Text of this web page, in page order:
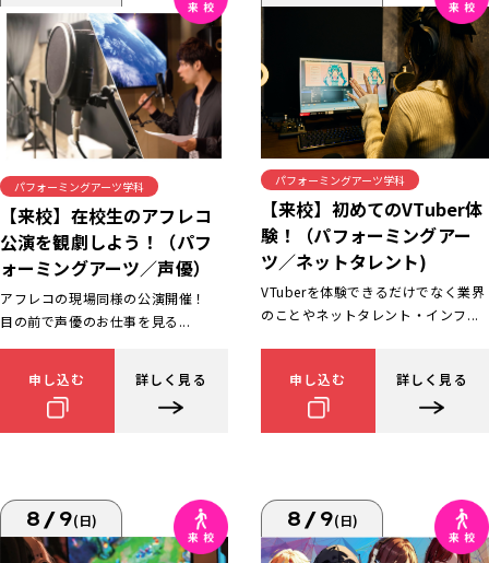
パフォーミングアーツ学科
【来校】在校生のアフレコ
公演を観劇しよう！（パフ
ォーミングアーツ／声優）
アフレコの現場同様の公演開催！
目の前で声優のお仕事を見る...
申し込む 詳しく見る
パフォーミングアーツ学科
【来校】初めてのVTuber体
験！（パフォーミングアー
ツ／ネットタレント)
VTuberを体験できるだけでなく業界
のことやネットタレント・インフ...
申し込む 詳しく見る
8/9(日) 8/9(日)